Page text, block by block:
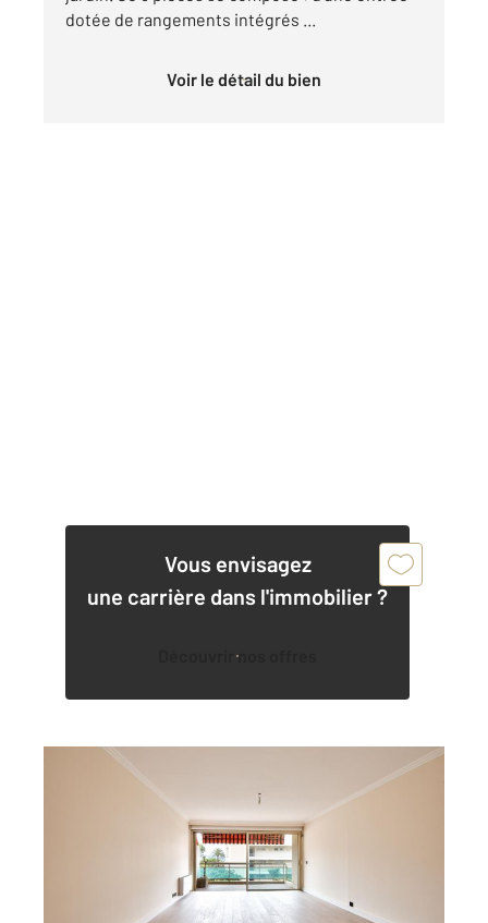
dotée de rangements intégrés ...
Voir le détail du bien
Vous envisagez
une carrière dans l'immobilier ?
Découvrir nos offres
Appartement F4 à vendre
598 000 €